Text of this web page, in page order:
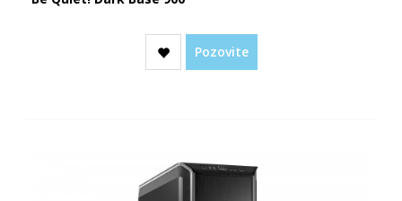
Pozovite